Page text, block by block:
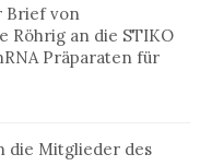
Brief von
Röhrig an die STIKO
Präparaten für
die Mitglieder des